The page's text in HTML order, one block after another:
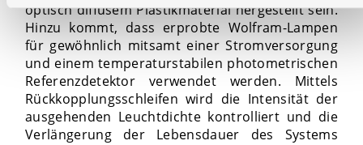
optisch diffusem Plastikmaterial hergestellt sein.
Hinzu kommt, dass erprobte Wolfram-Lampen
für gewöhnlich mitsamt einer Stromversorgung
und einem temperaturstabilen photometrischen
Referenzdetektor verwendet werden. Mittels
Rückkopplungsschleifen wird die Intensität der
ausgehenden Leuchtdichte kontrolliert und die
Verlängerung der Lebensdauer des Systems